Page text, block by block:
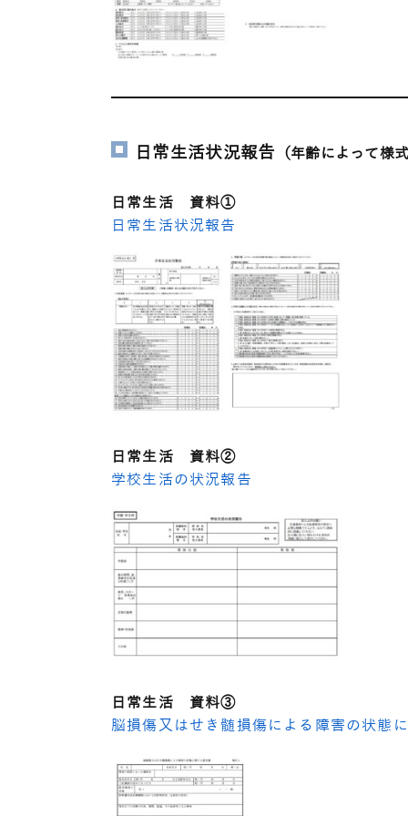
日常生活状況報告 （年齢によって様
日常生活 資料①
日常生活状況報告
日常生活 資料②
学校生活の状況報告
日常生活 資料③
脳損傷又はせき髄損傷による障害の状態